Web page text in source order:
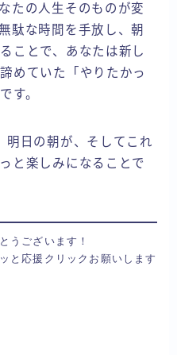
たの人生そのものが変
駄な時間を手放し、朝
ことで、あなたは新し
めていた「やりたかっ
す。
明日の朝が、そしてこれ
と楽しみになることで
うございます！
と応援クリックお願いします